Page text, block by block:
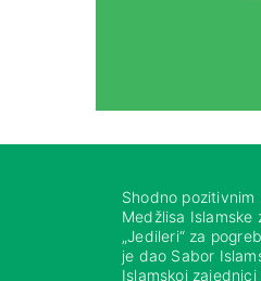
Shodno
Medžlisa
„Jedileri“ za
je dao Sabor
Islamskoj zajednici